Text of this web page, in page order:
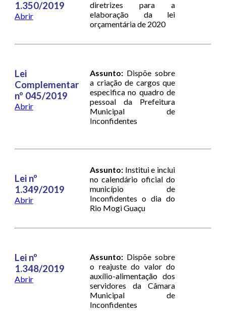
1.350/2019
Abrir
diretrizes para a
elaboração da lei
orçamentária de 2020
Lei
Complementar
nº 045/2019
Abrir
Assunto: Dispõe sobre
a criação de cargos que
especifica no quadro de
pessoal da Prefeitura
Municipal de
Inconfidentes
Lei nº
1.349/2019
Abrir
Assunto: Institui e inclui
no calendário oficial do
município de
Inconfidentes o dia do
Rio Mogi Guaçu
Lei nº
1.348/2019
Abrir
Assunto: Dispõe sobre
o reajuste do valor do
auxílio-alimentação dos
servidores da Câmara
Municipal de
Inconfidentes